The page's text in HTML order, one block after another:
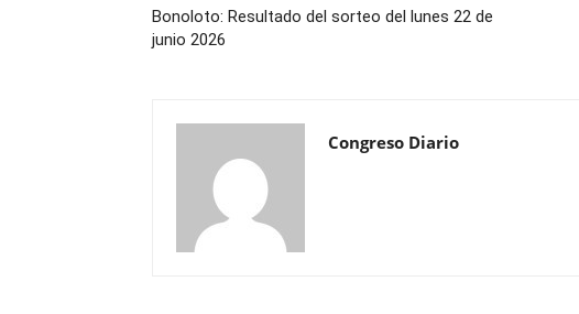
Bonoloto: Resultado del sorteo del lunes 22 de
junio 2026
Congreso Diario